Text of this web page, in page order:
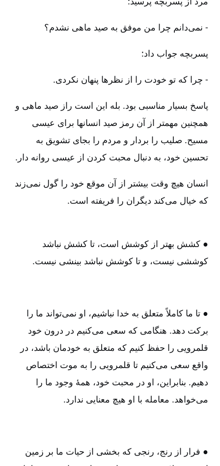
- نمی‌دانم چرا من موفق به صید ماهی نشدم‌؟
پسربچه جواب داد:
- چرا که تو خودت را از نظرها پنهان نکردی.
پاسخ بسیار مناسبی بود. بله این است راز صید ماهی و
همچنین مهمتر از آن رمز صید انسانها برای عیسی
مسیح‌. صلیب را بردار و مردم را بجای تشویق به
تحسین خود، به دنبال محبت کردن از عیسی روانه دار.
انسان هیچ وقت بیشتر از آن موقع خود را گول نمی‌زند
که خیال می‌کند دیگران را فریفته است‌.
● کشش بهتر از کوشش است‌، تا کشش نباشد
کوششی نیست‌، و تا کوشش نباشد بینشی نیست.
● تا ما کاملاً متعلق به خدا نباشیم‌، او نمی‌تواند ما را
برکت دهد. هنگامی که سعی می‌کنیم در درون خود
قلمرویی را حفظ کنیم که متعلق به خودمان باشد، در
واقع سعی می‌کنیم تا قلمرویی را به موت اختصاص
دهیم‌. بنابراین‌، او در محبت خود، همۀ وجود ما را
می‌خواهد. معامله با او هیچ معنایی ندارد.
● فرار از رنج، رنجی که بخشی از حیات ما بر زمین